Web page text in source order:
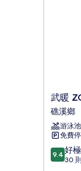
武
暖
ZOO
親
子
民
宿
武暖
礁溪鄉
游泳池
免費
9.4
分，
9.4 好
30